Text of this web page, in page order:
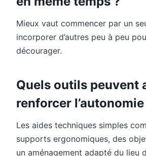
Mieux vaut commencer par un
incorporer d’autres peu à peu
décourager.
Quels outils peuvent
renforcer l’autonomie
Les aides techniques simples
supports ergonomiques, des
un aménagement adapté du lieu